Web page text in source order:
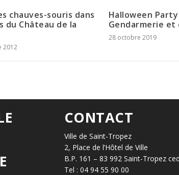
chauves-souris dans
du Château de la
2012
Halloween
Gendarmerie et
28 octobre 2019
CONTACT
Ville de Saint-Tropez
2, Place de l’Hôtel de Ville
B.P. 161 – 83 992 Saint-Tropez
Tel : 04 94 55 90 00